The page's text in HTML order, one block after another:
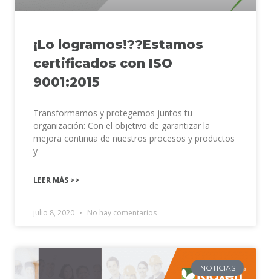
¡Lo logramos!??Estamos
certificados con ISO
9001:2015
Transformamos y protegemos juntos tu
organización: Con el objetivo de garantizar la
mejora continua de nuestros procesos y productos
y
LEER MÁS >>
julio 8, 2020 No hay comentarios
NOTICIAS